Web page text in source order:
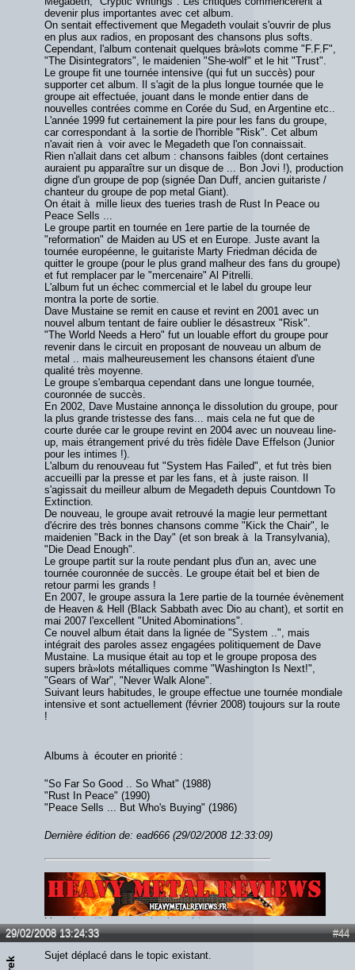
devenir plus importantes avec cet album.
On sentait effectivement que Megadeth voulait s'ouvrir de plus
en plus aux radios, en proposant des chansons plus softs.
Cependant, l'album contenait quelques brà»lots comme "F.F.F",
"The Disintegrators", le maidenien "She-wolf" et le hit "Trust".
Le groupe fit une tournée intensive (qui fut un succès) pour
supporter cet album. Il s'agit de la plus longue tournée que le
groupe ait effectuée, jouant dans le monde entier dans de
nouvelles contrées comme en Corée du Sud, en Argentine etc..
L'année 1999 fut certainement la pire pour les fans du groupe,
car correspondant à la sortie de l'horrible "Risk". Cet album
n'avait rien à voir avec le Megadeth que l'on connaissait.
Rien n'allait dans cet album : chansons faibles (dont certaines
auraient pu apparaître sur un disque de ... Bon Jovi !), production
digne d'un groupe de pop (signée Dan Duff, ancien guitariste /
chanteur du groupe de pop metal Giant).
On était à mille lieux des tueries trash de Rust In Peace ou
Peace Sells ...
Le groupe partit en tournée en 1ere partie de la tournée de
"reformation" de Maiden au US et en Europe. Juste avant la
tournée européenne, le guitariste Marty Friedman décida de
quitter le groupe (pour le plus grand malheur des fans du groupe)
et fut remplacer par le "mercenaire" Al Pitrelli.
L'album fut un échec commercial et le label du groupe leur
montra la porte de sortie.
Dave Mustaine se remit en cause et revint en 2001 avec un
nouvel album tentant de faire oublier le désastreux "Risk".
"The World Needs a Hero" fut un louable effort du groupe pour
revenir dans le circuit en proposant de nouveau un album de
metal .. mais malheureusement les chansons étaient d'une
qualité très moyenne.
Le groupe s'embarqua cependant dans une longue tournée,
couronnée de succès.
En 2002, Dave Mustaine annonça le dissolution du groupe, pour
la plus grande tristesse des fans... mais cela ne fut que de
courte durée car le groupe revint en 2004 avec un nouveau line-
up, mais étrangement privé du très fidèle Dave Effelson (Junior
pour les intimes !).
L'album du renouveau fut "System Has Failed", et fut très bien
accueilli par la presse et par les fans, et à juste raison. Il
s'agissait du meilleur album de Megadeth depuis Countdown To
Extinction.
De nouveau, le groupe avait retrouvé la magie leur permettant
d'écrire des très bonnes chansons comme "Kick the Chair", le
maidenien "Back in the Day" (et son break à la Transylvania),
"Die Dead Enough".
Le groupe partit sur la route pendant plus d'un an, avec une
tournée couronnée de succès. Le groupe était bel et bien de
retour parmi les grands !
En 2007, le groupe assura la 1ere partie de la tournée évènement
de Heaven & Hell (Black Sabbath avec Dio au chant), et sortit en
mai 2007 l'excellent "United Abominations".
Ce nouvel album était dans la lignée de "System ..", mais
intégrait des paroles assez engagées politiquement de Dave
Mustaine. La musique était au top et le groupe proposa des
supers brà»lots métalliques comme "Washington Is Next!",
"Gears of War", "Never Walk Alone".
Suivant leurs habitudes, le groupe effectue une tournée mondiale
intensive et sont actuellement (février 2008) toujours sur la route
!
Albums à écouter en priorité :
"So Far So Good .. So What" (1988)
"Rust In Peace" (1990)
"Peace Sells ... But Who's Buying" (1986)
Dernière édition de: ead666 (29/02/2008 12:33:09)
Lien :http://heavymetalreviews.fr/
#44
29/02/2008 13:24:33
Sujet déplacé dans le topic existant.